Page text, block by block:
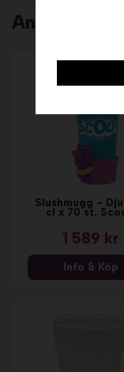
Andra köpte
Slushmugg -
cl x 70 st.
1 589 kr
Info & Köp